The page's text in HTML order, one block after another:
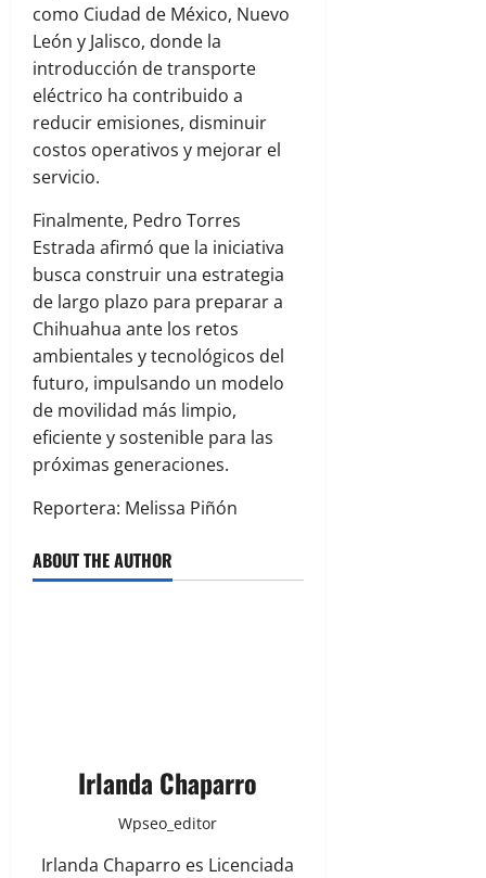
como Ciudad de México, Nuevo
León y Jalisco, donde la
introducción de transporte
eléctrico ha contribuido a
reducir emisiones, disminuir
costos operativos y mejorar el
servicio.
Finalmente, Pedro Torres
Estrada afirmó que la iniciativa
busca construir una estrategia
de largo plazo para preparar a
Chihuahua ante los retos
ambientales y tecnológicos del
futuro, impulsando un modelo
de movilidad más limpio,
eficiente y sostenible para las
próximas generaciones.
Reportera: Melissa Piñón
ABOUT THE AUTHOR
Irlanda Chaparro
Wpseo_editor
Irlanda Chaparro es Licenciada